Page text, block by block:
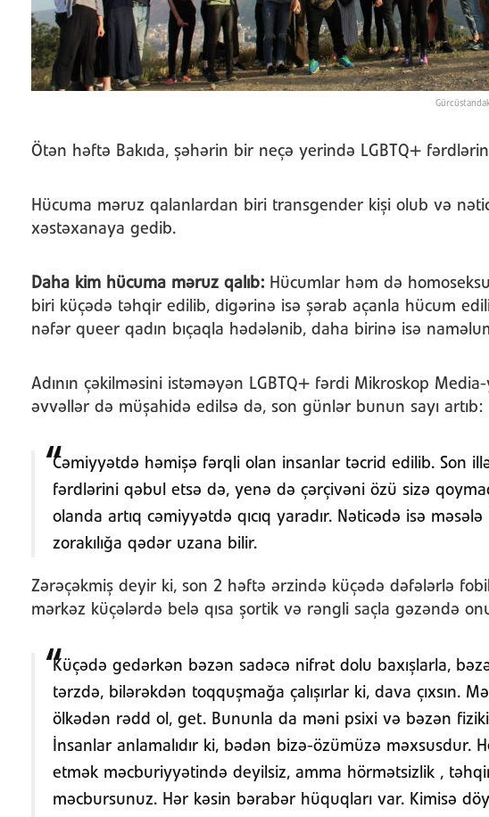
Ötən həftə Bakıda, şəhərin bir neçə yerində LGBTQ+
Hücuma məruz qalanlardan biri transgender kişi olub və
xəstəxanaya gedib.
Daha kim hücuma məruz qalıb: Hücumlar həm də
biri küçədə təhqir edilib, digərinə isə şərab açanla hücum
nəfər queer qadın bıçaqla hədələnib, daha birinə isə
Adının çəkilməsini istəməyən LGBTQ+ fərdi Mikroskop
əvvəllər də müşahidə edilsə də, son günlər bunun sayı artıb:
Cəmiyyətdə həmişə fərqli olan insanlar təcrid edilib. Son
fərdlərini qəbul etsə də, yenə də çərçivəni özü sizə
olanda artıq cəmiyyətdə qıcıq yaradır. Nəticədə isə
zorakılığa qədər uzana bilir.
Zərəçəkmiş deyir ki, son 2 həftə ərzində küçədə dəfələrlə
mərkəz küçələrdə belə qısa şortik və rəngli saçla gəzəndə
Küçədə gedərkən bəzən sadəcə nifrət dolu baxışlarla,
tərzdə, bilərəkdən toqquşmağa çalışırlar ki, dava çıxsın.
ölkədən rədd ol, get. Bununla da məni psixi və bəzən fiziki
İnsanlar anlamalıdır ki, bədən bizə-özümüzə məxsusdur.
etmək məcburiyyətində deyilsiz, amma hörmətsizlik ,
məcbursunuz. Hər kəsin bərabər hüquqları var. Kimisə